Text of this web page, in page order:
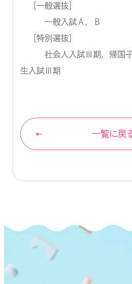
［一般選抜］
一般入試Ａ，Ｂ
［特別選抜］
社会人入試Ⅲ期，帰国子
生入試Ⅲ期
一覧に戻